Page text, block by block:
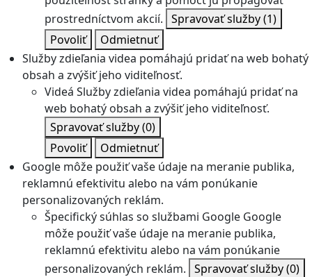
prostredníctvom akcií. Spravovať služby(1)
Povoliť
Odmietnuť
Služby zdieľania videa pomáhajú pridať na web bohatý
obsah a zvýšiť jeho viditeľnosť.
Videá Služby zdieľania videa pomáhajú pridať na
web bohatý obsah a zvýšiť jeho viditeľnosť.
Spravovať služby(0)
Povoliť
Odmietnuť
Google môže použiť vaše údaje na meranie publika,
reklamnú efektivitu alebo na vám ponúkanie
personalizovaných reklám.
Špecifický súhlas so službami Google Google
môže použiť vaše údaje na meranie publika,
reklamnú efektivitu alebo na vám ponúkanie
personalizovaných reklám. Spravovať služby(0)